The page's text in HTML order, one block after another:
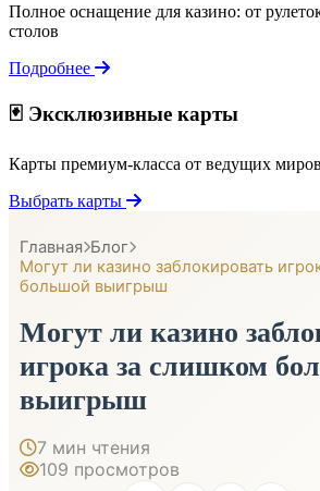
Полное оснащение для казино: от
столов
Подробнее
🃏 Эксклюзивные карты
Карты премиум-класса от ведущих
Выбрать карты
Главная Блог
Могут ли казино заблокировать
большой выигрыш
Могут ли казино
игрока за слишком
выигрыш
7 мин чтения
109 просмотров